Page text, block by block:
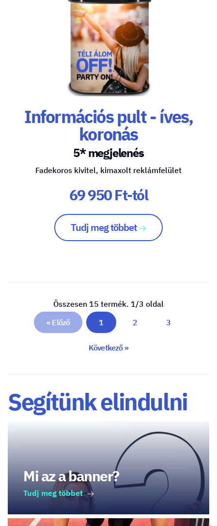
Információs pult - íves,
koronás
5* megjelenés
Fadekoros kivitel, kimaxolt reklámfelület
69 950 Ft-tól
Tudj meg többet
Összesen 15 termék. 1/3 oldal
« Előző
1 2 3
Következő »
Segítünk elindulni
Mi az a banner?
Tudj meg többet